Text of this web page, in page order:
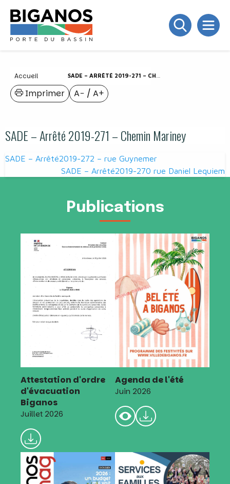
Accueil SADE – ARRÊTÉ 2019-271 – CHEMIN MARINEY
A− / A+
Imprimer
SADE – Arrêté 2019-271 – Chemin Mariney
Navigation
de
SADE – Arrêté2019-272 – rue Guynemer
SADE – Arrêté2019-270 rue Daniel Lequiem
Publications
Attestation d'ordre
d'évacuation
Biganos
Juillet 2026
Agenda de l'été
Juin 2026